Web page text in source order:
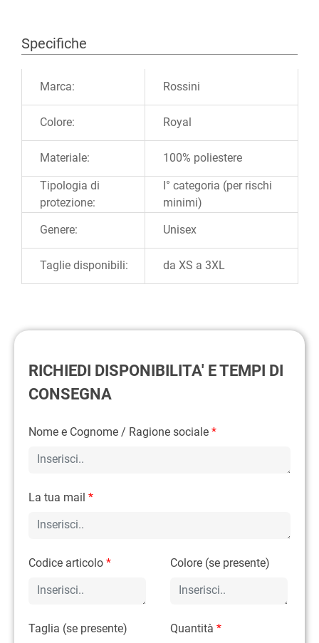
Specifiche
Marca: Rossini
Colore: Royal
Materiale: 100% poliestere
Tipologia di
protezione:
I° categoria (per rischi
minimi)
Genere:
Unisex
Taglie disponibili: da XS a 3XL
RICHIEDI DISPONIBILITA' E TEMPI DI
CONSEGNA
Nome e Cognome / Ragione sociale *
La tua mail *
Codice articolo * Colore (se presente)
Taglia (se presente) Quantità*